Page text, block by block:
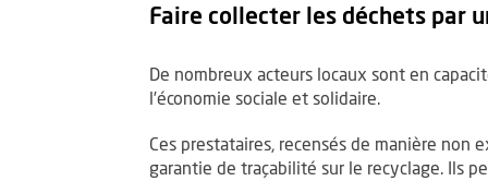
Faire collecter les déchets par
De nombreux acteurs locaux sont en
l’économie sociale et solidaire.
Ces prestataires, recensés de manière non
garantie de traçabilité sur le recyclage. Ils